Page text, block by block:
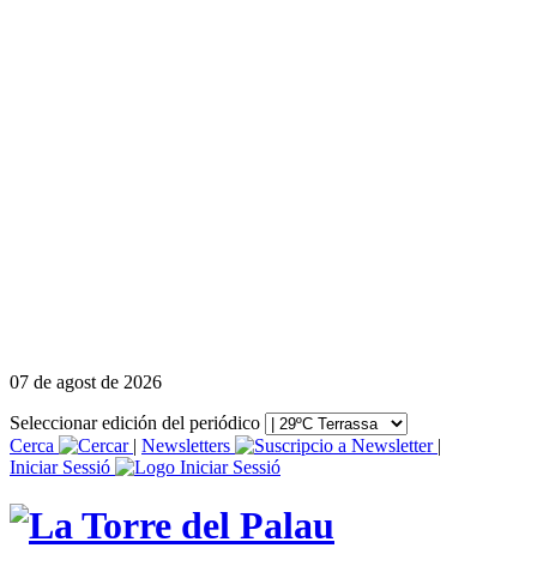
07 de agost de 2026
Seleccionar edición del periódico
Cerca
| Newsletters
|
Iniciar Sessió